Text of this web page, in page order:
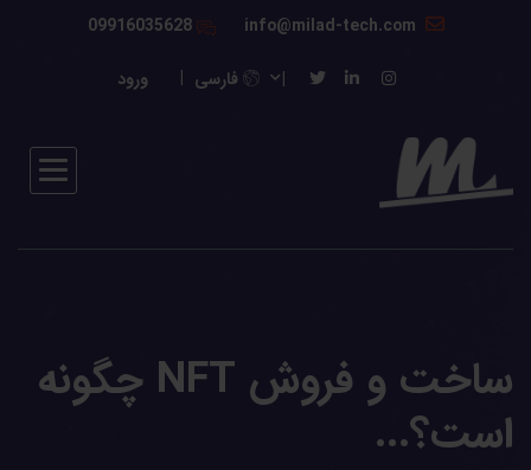
09916035628
فارسی ورود
ساخت و فروش NFT چگونه
است؟...